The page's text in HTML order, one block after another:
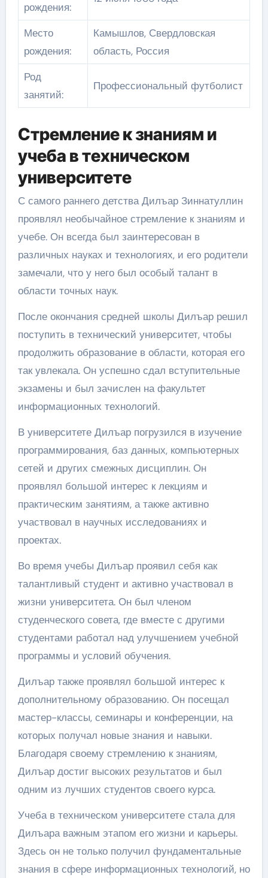
рождения:
Место
рождения:
Камышлов, Свердловская
область, Россия
Род
занятий:
Профессиональный футболист
Стремление к знаниям и
учеба в техническом
университете
С самого раннего детства Дилъар Зиннатуллин
проявлял необычайное стремление к знаниям и
учебе. Он всегда был заинтересован в
различных науках и технологиях, и его родители
замечали, что у него был особый талант в
области точных наук.
После окончания средней школы Дилъар решил
поступить в технический университет, чтобы
продолжить образование в области, которая его
так увлекала. Он успешно сдал вступительные
экзамены и был зачислен на факультет
информационных технологий.
В университете Дилъар погрузился в изучение
программирования, баз данных, компьютерных
сетей и других смежных дисциплин. Он
проявлял большой интерес к лекциям и
практическим занятиям, а также активно
участвовал в научных исследованиях и
проектах.
Во время учебы Дилъар проявил себя как
талантливый студент и активно участвовал в
жизни университета. Он был членом
студенческого совета, где вместе с другими
студентами работал над улучшением учебной
программы и условий обучения.
Дилъар также проявлял большой интерес к
дополнительному образованию. Он посещал
мастер-классы, семинары и конференции, на
которых получал новые знания и навыки.
Благодаря своему стремлению к знаниям,
Дилъар достиг высоких результатов и был
одним из лучших студентов своего курса.
Учеба в техническом университете стала для
Дилъара важным этапом его жизни и карьеры.
Здесь он не только получил фундаментальные
знания в сфере информационных технологий, но